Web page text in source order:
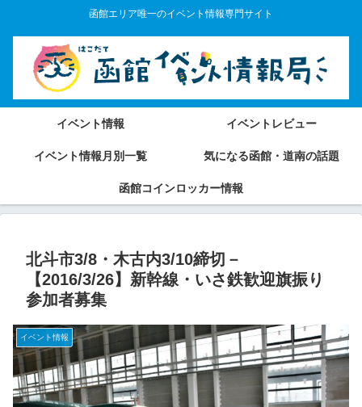
函館エリア唯一のイベント情報専門サイト
イベント情報 イベントレビュー
イベント情報月別一覧 気になる函館・道南の話題
函館コインロッカー情報
北斗市3/8・木古内3/10締切－
【2016/3/26】新幹線・いさ鉄歓迎旗振り
参加者募集
イベント情報